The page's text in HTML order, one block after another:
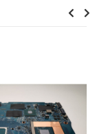
Previous
Next